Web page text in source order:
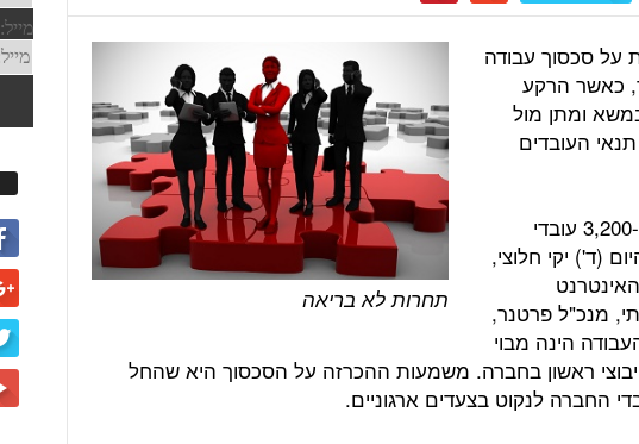
תחרות לא בריאה
על סכסוך עבודה
כאשר הרקע
ומתן מול
העובדים
סכסוך העבודה יחול על כ-3,200 עובדי
(ד') יקי חלוצי,
מנכ"ל פרטנר,
הינה מבוי
ראשון בחברה. משמעות ההכרזה על הסכסוך היא שהחל